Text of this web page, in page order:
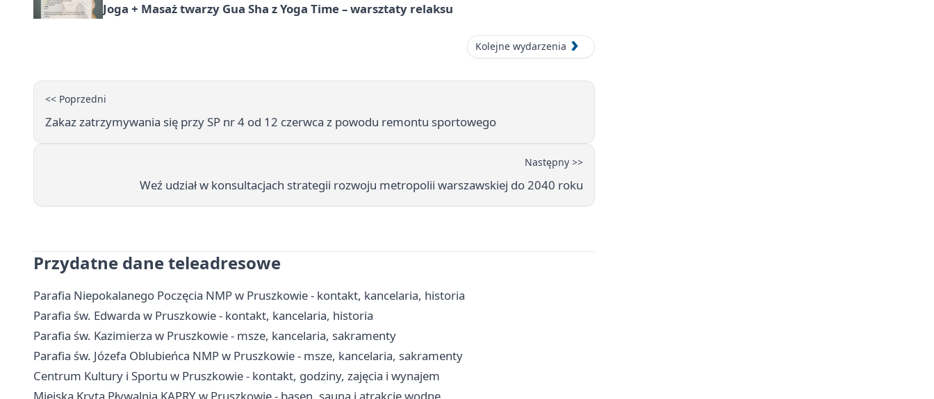
Joga + Masaż twarzy Gua Sha z Yoga Time – warsztaty relaksu
Kolejne wydarzenia
<< Poprzedni
Zakaz zatrzymywania się przy SP nr 4 od 12 czerwca z powodu remontu sportowego
Następny >>
Weź udział w konsultacjach strategii rozwoju metropolii warszawskiej do 2040 roku
Przydatne dane teleadresowe
Parafia Niepokalanego Poczęcia NMP w Pruszkowie - kontakt, kancelaria, historia
Parafia św. Edwarda w Pruszkowie - kontakt, kancelaria, historia
Parafia św. Kazimierza w Pruszkowie - msze, kancelaria, sakramenty
Parafia św. Józefa Oblubieńca NMP w Pruszkowie - msze, kancelaria, sakramenty
Centrum Kultury i Sportu w Pruszkowie - kontakt, godziny, zajęcia i wynajem
Miejska Kryta Pływalnia KAPRY w Pruszkowie - basen, sauna i atrakcje wodne